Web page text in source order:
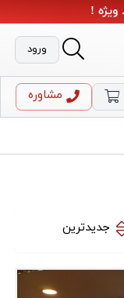
!
ورود
مشاوره
جدیدترین